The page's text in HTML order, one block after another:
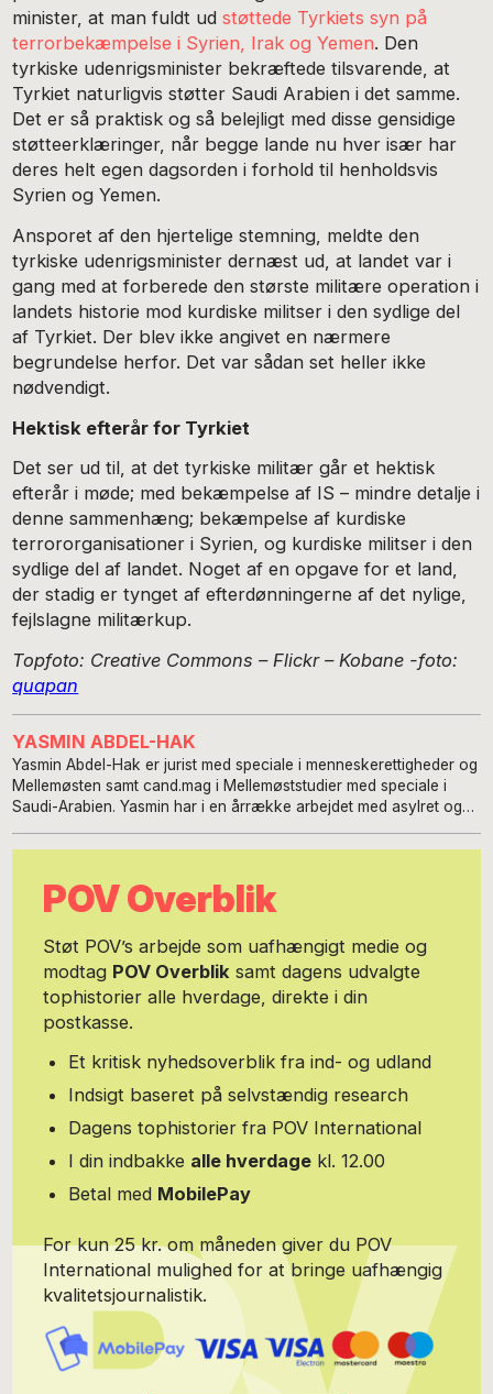
minister, at man fuldt udstøttede Tyrkiets syn på
terrorbekæmpelse i Syrien, Irak og Yemen. Den
tyrkiske udenrigsminister bekræftede tilsvarende, at
Tyrkiet naturligvis støtter Saudi Arabien i det samme.
Det er så praktisk og så belejligt med disse gensidige
støtteerklæringer, når begge lande nu hver især har
deres helt egen dagsorden i forhold til henholdsvis
Syrien og Yemen.
Ansporet af den hjertelige stemning, meldte den
tyrkiske udenrigsminister dernæst ud, at landet var i
gang med at forberede den største militære operation i
landets historie mod kurdiske militser i den sydlige del
af Tyrkiet. Der blev ikke angivet en nærmere
begrundelse herfor. Det var sådan set heller ikke
nødvendigt.
Hektisk efterår for Tyrkiet
Det ser ud til, at det tyrkiske militær går et hektisk
efterår i møde; med bekæmpelse af IS – mindre detalje i
denne sammenhæng; bekæmpelse af kurdiske
terrororganisationer i Syrien, og kurdiske militser i den
sydlige del af landet. Noget af en opgave for et land,
der stadig er tynget af efterdønningerne af det nylige,
fejlslagne militærkup.
Topfoto: Creative Commons – Flickr – Kobane -foto:
quapan
YASMIN ABDEL-HAK
Yasmin Abdel-Hak er jurist med speciale i menneskerettigheder og
Mellemøsten samt cand.mag i Mellemøststudier med speciale i
Saudi-Arabien. Yasmin har i en årrække arbejdet med asylret og
Mellemøsten, ligesom hun har samarbejdet med UNHCR med
har tillige været projektleder på en lang række
kapacitetsopbyggende EU-projekter i de tidligere
Hun har endvidere været projektleder for to større
kapacitetsopbyggende EU-projekter i Tyrkiet i forbindelse med
tiltrædelsesprocessen mellem Tyrkiet og EU. Endelig har Yasmin
arbejdet som blogger for Børsen, hvor hun har skrevet om dansk
udlændingepolitik og dansk udenrigspolitik i forhold til
Mellemøsten. Hun er stifter af Global Migration and Politics,
mellemøstlige forhold, herunder flygtningeforhold,
migrationsstrømme, regional politiske forhold og policy making.
POV Overblik
Støt POV’s arbejde som uafhængigt medie og
modtag POV Overblik samt dagens udvalgte
tophistorier alle hverdage, direkte i din
postkasse.
Et kritisk nyhedsoverblik fra ind- og udland
Indsigt baseret på selvstændig research
Dagens tophistorier fra POV International
I din indbakke alle hverdage kl. 12.00
Betal med MobilePay
For kun 25 kr. om måneden giver du POV
International mulighed for at bringe uafhængig
kvalitetsjournalistik.